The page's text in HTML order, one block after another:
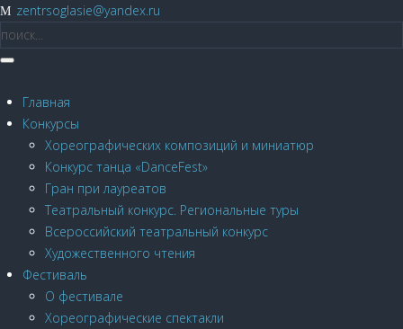
zentrsoglasie@yandex.ru
Главная
Конкурсы
Хореографических композиций и миниатюр
Конкурс танца «DanceFest»
Гран при лауреатов
Театральный конкурс. Региональные туры
Всероссийский театральный конкурс
Художественного чтения
Фестиваль
О фестивале
Хореографические спектакли